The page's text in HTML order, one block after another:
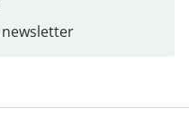
newsletter